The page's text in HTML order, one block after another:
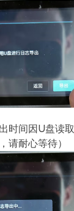
时间因U盘读
请耐心等待）